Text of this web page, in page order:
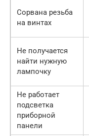
Сорвана резьба
на винтах
Не получается
найти нужную
лампочку
Не работает
подсветка
приборной
панели